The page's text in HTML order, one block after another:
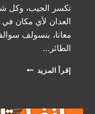
تكسر الجيب، وكل
العدان لأي مكان
معانا، بنسولف
الطائر…
إقرأ المزيد رقم
|